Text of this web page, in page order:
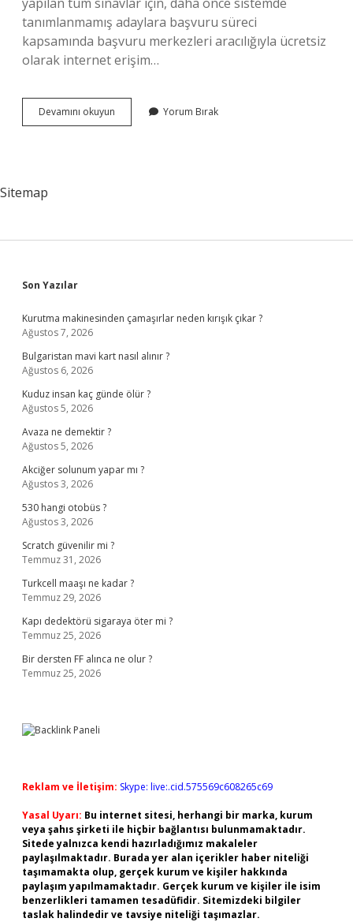
tanımlanmamış adaylara başvuru süreci
kapsamında başvuru merkezleri aracılığıyla ücretsiz
olarak internet erişim…
Devamını okuyun
Şifresi
Yorum Bırak
Sitemap
Sidebar
Son Yazılar
Kurutma makinesinden çamaşırlar neden kırışık çıkar ?
Ağustos 7, 2026
Bulgaristan mavi kart nasıl alınır ?
Ağustos 6, 2026
Kuduz insan kaç günde ölür ?
Ağustos 5, 2026
Avaza ne demektir ?
Ağustos 5, 2026
Akciğer solunum yapar mı ?
Ağustos 3, 2026
530 hangi otobüs ?
Ağustos 3, 2026
Scratch güvenilir mi ?
Temmuz 31, 2026
Turkcell maaşı ne kadar ?
Temmuz 29, 2026
Kapı dedektörü sigaraya öter mi ?
Temmuz 25, 2026
Bir dersten FF alınca ne olur ?
Temmuz 25, 2026
Reklam ve İletişim: Skype: live:.cid.575569c608265c69
Yasal Uyarı: Bu internet sitesi, herhangi bir marka, kurum
veya şahıs şirketi ile hiçbir bağlantısı bulunmamaktadır.
Sitede yalnızca kendi hazırladığımız makaleler
paylaşılmaktadır. Burada yer alan içerikler haber niteliği
taşımamakta olup, gerçek kurum ve kişiler hakkında
paylaşım yapılmamaktadır. Gerçek kurum ve kişiler ile isim
benzerlikleri tamamen tesadüfidir. Sitemizdeki bilgiler
taslak halindedir ve tavsiye niteliği taşımazlar.